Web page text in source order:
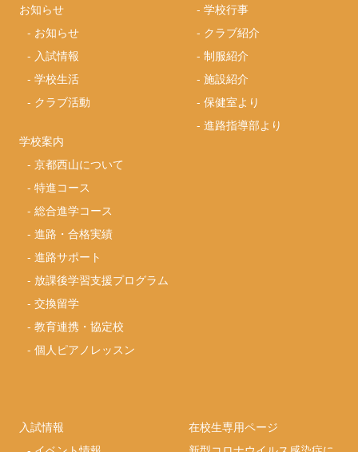
お知らせ
- お知らせ
- 入試情報
-学校生活
- クラブ活動
学校案内
-京都西山について
-特進コース
-総合進学コース
-進路・合格実績
-進路サポート
- 放課後学習支援プログラム
-交換留学
-教育連携・協定校
-個人ピアノレッスン
-学校行事
- クラブ紹介
-制服紹介
-施設紹介
-保健室より
-進路指導部より
入試情報
在校生専用ページ